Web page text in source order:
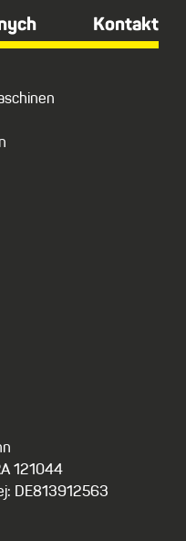
Kontakt
121044
DE813912563